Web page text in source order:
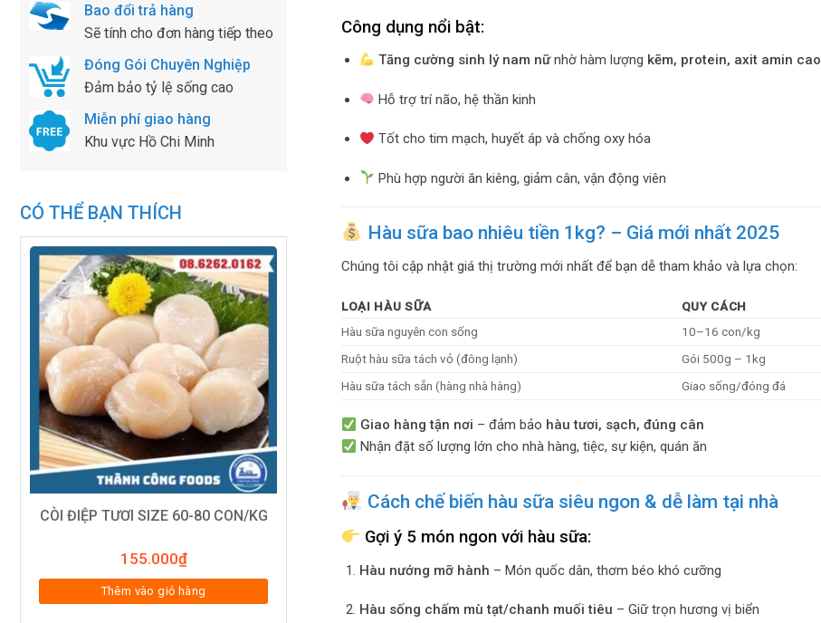
Bao đổi trả hàng
Sẽ tính cho đơn hàng tiếp theo
Đóng Gói Chuyên Nghiệp
Đảm bảo tỷ lệ sống cao
Miễn phí giao hàng
Khu vực Hồ Chi Minh
CÓ THỂ BẠN THÍCH
CÒI ĐIỆP TƯƠI SIZE 60-80 CON/KG
155.000₫
Thêm vào giỏ hàng
Công dụng nổi bật:
Tăng cường sinh lý nam nữnhờ hàm lượng kẽm, protein, axit amin cao
Hỗ trợ trí não, hệ thần kinh
Tốt cho tim mạch, huyết áp và chống oxy hóa
Phù hợp người ăn kiêng, giảm cân, vận động viên
Hàu sữa bao nhiêu tiền 1kg? – Giá mới nhất 2025
Chúng tôi cập nhật giá thị trường mới nhất để bạn dễ tham khảo và lựa chọn:
LOẠI HÀU SỮA QUY CÁCH
Hàu sữa nguyên con sống
10–16 con/kg
Ruột hàu sữa tách vỏ (đông lạnh)
Gói 500g – 1kg
Hàu sữa tách sẵn (hàng nhà hàng)
Giao sống/đóng đá
Giao hàng tận nơi – đảm bảo hàu tươi, sạch, đúng cân
Nhận đặt số lượng lớn cho nhà hàng, tiệc, sự kiện, quán ăn
Cách chế biến hàu sữa siêu ngon & dễ làm tại nhà
Gợi ý 5 món ngon với hàu sữa:
Hàu nướng mỡ hành – Món quốc dân, thơm béo khó cưỡng
Hàu sống chấm mù tạt/chanh muối tiêu – Giữ trọn hương vị biển